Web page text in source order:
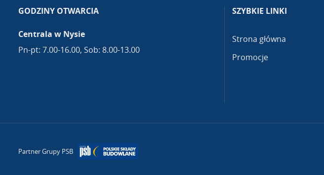
GODZINY OTWARCIA
Centrala w Nysie
Pn-pt: 7.00-16.00, Sob: 8.00-13.00
SZYBKIE LINKI
Strona główna
Promocje
Partner Grupy PSB